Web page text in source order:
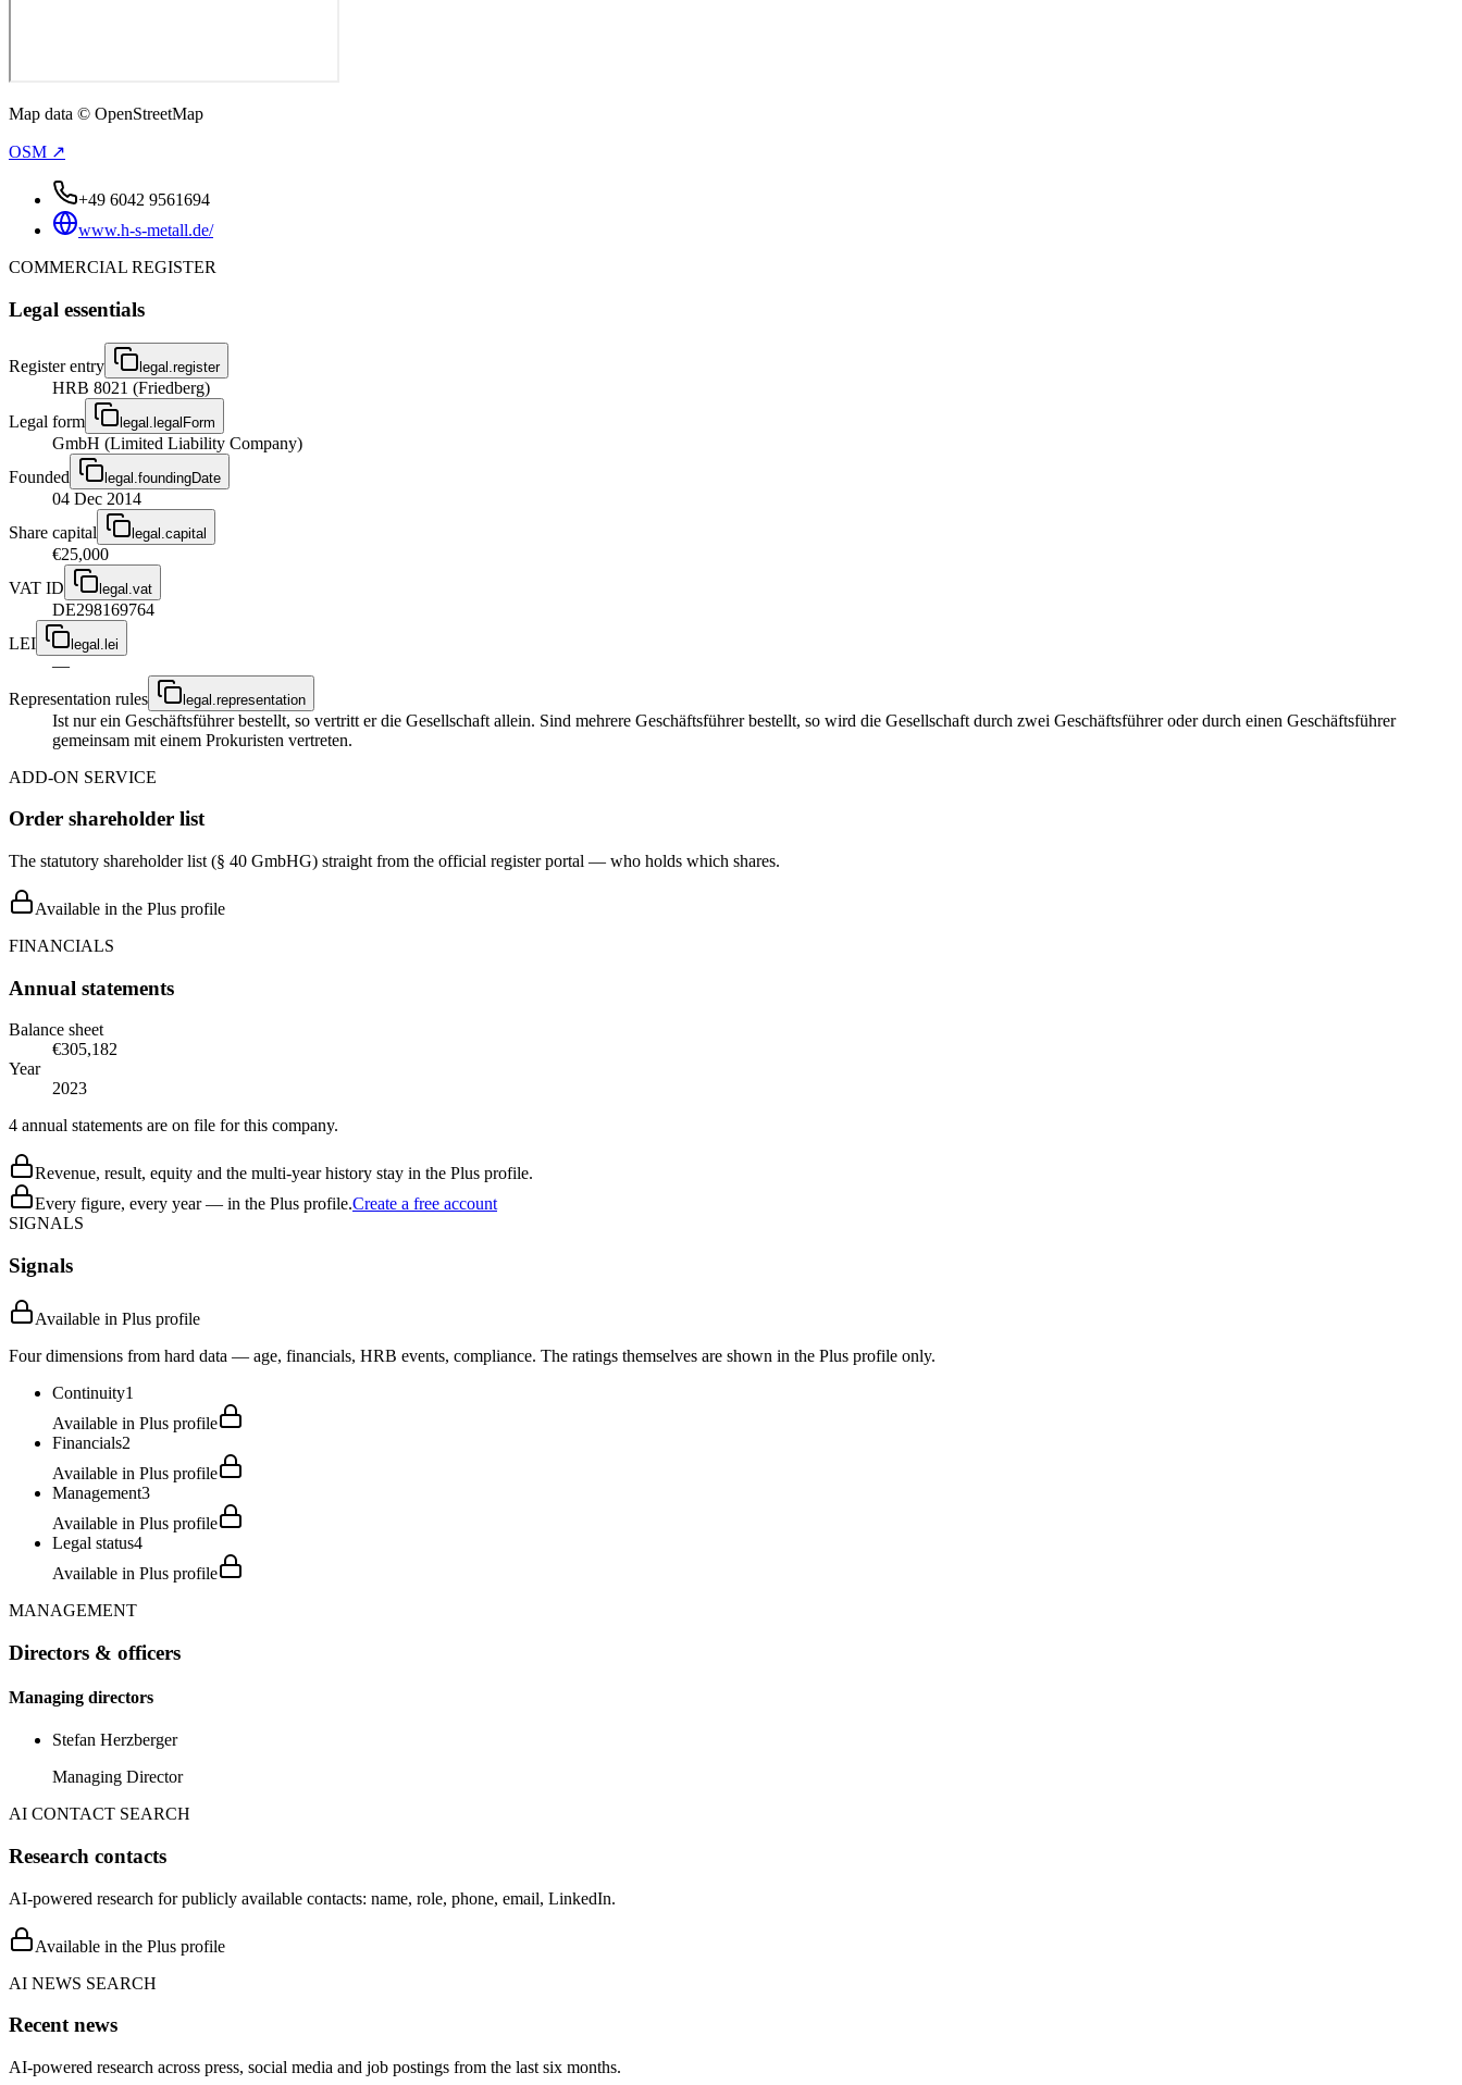
Map data © OpenStreetMap
OSM ↗
+49 6042 9561694
www.h-s-metall.de/
COMMERCIAL REGISTER
Legal essentials
Register entry legal.register
HRB 8021 (Friedberg)
Legal form
legal.legalForm
GmbH (Limited Liability Company)
Founded
legal.foundingDate
04 Dec 2014
Share capital
legal.capital
€25,000
VAT ID
legal.vat
DE298169764
LEI
legal.lei
—
Representation rules
legal.representation
Ist nur ein Geschäftsführer bestellt, so vertritt er die Gesellschaft allein. Sind mehrere Geschäftsführer bestellt, so wird die Gesellschaft durch zwei Geschäftsführer oder durch einen Geschäftsführer
gemeinsam mit einem Prokuristen vertreten.
ADD-ON SERVICE
Order shareholder list
The statutory shareholder list (§ 40 GmbHG) straight from the official register portal — who holds which shares.
Available in the Plus profile
FINANCIALS
Annual statements
Balance sheet
€305,182
Year
2023
4 annual statements are on file for this company.
Revenue, result, equity and the multi-year history stay in the Plus profile.
Every figure, every year — in the Plus profile.Create a free account
SIGNALS
Signals
Available in Plus profile
Four dimensions from hard data — age, financials, HRB events, compliance. The ratings themselves are shown in the Plus profile only.
Continuity1
Available in Plus profile
Financials2
Available in Plus profile
Management3
Available in Plus profile
Legal status4
Available in Plus profile
MANAGEMENT
Directors & officers
Managing directors
Stefan Herzberger
Managing Director
AI CONTACT SEARCH
Research contacts
AI-powered research for publicly available contacts: name, role, phone, email, LinkedIn.
Available in the Plus profile
AI NEWS SEARCH
Recent news
AI-powered research across press, social media and job postings from the last six months.